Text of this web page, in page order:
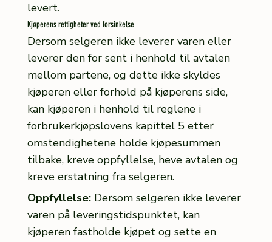
levert.
Kjøperens rettigheter ved forsinkelse
Dersom selgeren ikke leverer varen eller
leverer den for sent i henhold til avtalen
mellom partene, og dette ikke skyldes
kjøperen eller forhold på kjøperens side,
kan kjøperen i henhold til reglene i
forbrukerkjøpslovens kapittel 5 etter
omstendighetene holde kjøpesummen
tilbake, kreve oppfyllelse, heve avtalen og
kreve erstatning fra selgeren.
Oppfyllelse: Dersom selgeren ikke leverer
varen på leveringstidspunktet, kan
kjøperen fastholde kjøpet og sette en